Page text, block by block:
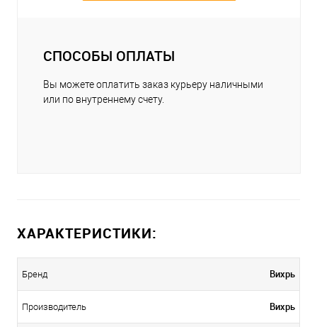
СПОСОБЫ ОПЛАТЫ
Вы можете оплатить заказ курьеру наличными
или по внутреннему счету.
ХАРАКТЕРИСТИКИ:
Бренд Вихрь
Производитель Вихрь